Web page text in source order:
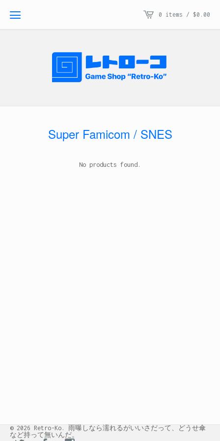
0 items / $0.00
Super Famicom / SNES
No products found.
© 2026 Retro-Ko. 雨曝しなら濡れるがいいさだって、どうせ傘
など持って無いんだ。